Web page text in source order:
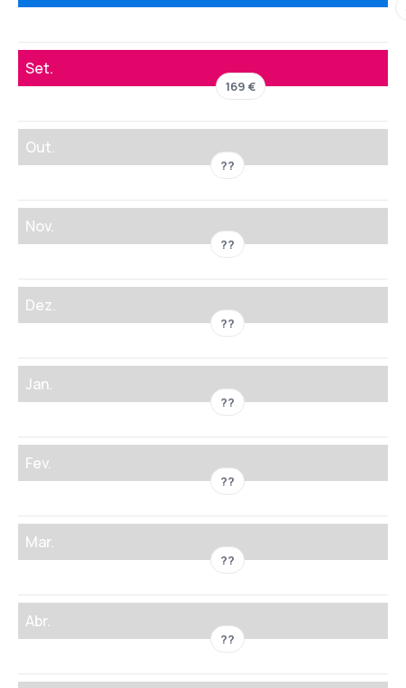
Set.
169 €
Out.
??
Nov.
??
Dez.
??
Jan.
??
Fev.
??
Mar.
??
Abr.
??